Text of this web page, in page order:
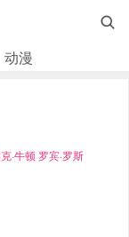

动漫
·牛顿 罗宾·罗斯